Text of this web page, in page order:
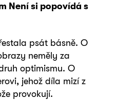
Není si popovídá s
psát básně. O
neměly za
optimismu. O
jehož díla mizí z
provokují.